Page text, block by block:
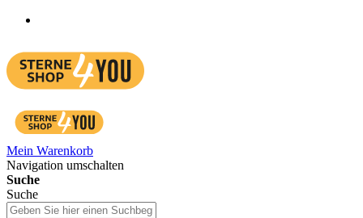
Mein Warenkorb
Navigation umschalten
Suche
Suche